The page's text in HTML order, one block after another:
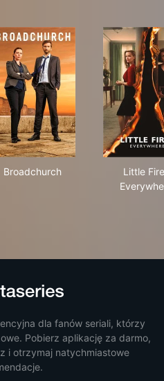
Broadchurch
Little
dla fanów seriali, którzy
Pobierz aplikację za darmo,
i otrzymaj natychmiastowe